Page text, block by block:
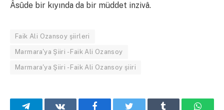
Âsûde bir kıyında da bir müddet inzivâ.
Faik Ali Ozansoy şiirleri
Marmara'ya Şiiri - Faik Ali Ozansoy
Marmara'ya Şiiri - Faik Ali Ozansoy şiiri
TelegramVKontakteFacebookTwitter